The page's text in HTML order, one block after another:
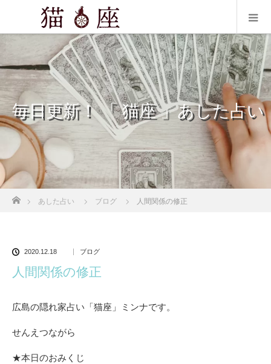
毎日更新！ 「 猫座 」あした占い
ホーム
あした占い ブログ 人間関係の修正
2020.12.18 ブログ
人間関係の修正
広島の隠れ家占い「猫座」ミンナです。
せんえつながら
★本日のおみくじ